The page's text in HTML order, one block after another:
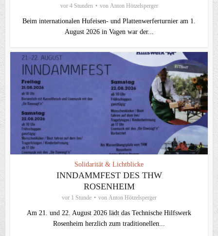
vor 4 Stunden von Anton Hötzelsperger
Beim internationalen Hufeisen- und Plattenwerferturnier am 1.
August 2026 in Vagen war der...
Solidarität & Lichtblicke
INNDAMMFEST DES THW
ROSENHEIM
vor 1 Stunde von Anton Hötzelsperger
Am 21. und 22. August 2026 lädt das Technische Hilfswerk
Rosenheim herzlich zum traditionellen...